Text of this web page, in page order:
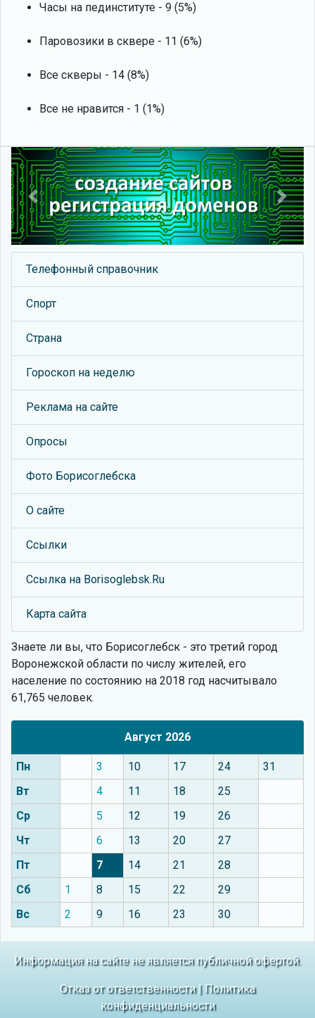
Часы на пединституте - 9 (5%)
Паровозики в сквере - 11 (6%)
Все скверы - 14 (8%)
Все не нравится - 1 (1%)
Previous Next
Телефонный справочник
Спорт
Страна
Гороскоп на неделю
Реклама на сайте
Опросы
Фото Борисоглебска
О сайте
Ссылки
Ссылка на Borisoglebsk.Ru
Карта сайта
Знаете ли вы, что Борисоглебск - это третий город
Воронежской области по числу жителей, его
население по состоянию на 2018 год насчитывало
61,765 человек.
Август 2026
Пн 3 10 17 24
31
Вт
4 11 18
25
Ср
5 12 19
26
Чт
6 13 20
27
Пт
7 14 21
28
Сб
1 8 15 22
29
Вс
2 9 16 23 30
Информация на сайте не является публичной офертой.
Отказ от ответственности| Политика
конфиденциальности